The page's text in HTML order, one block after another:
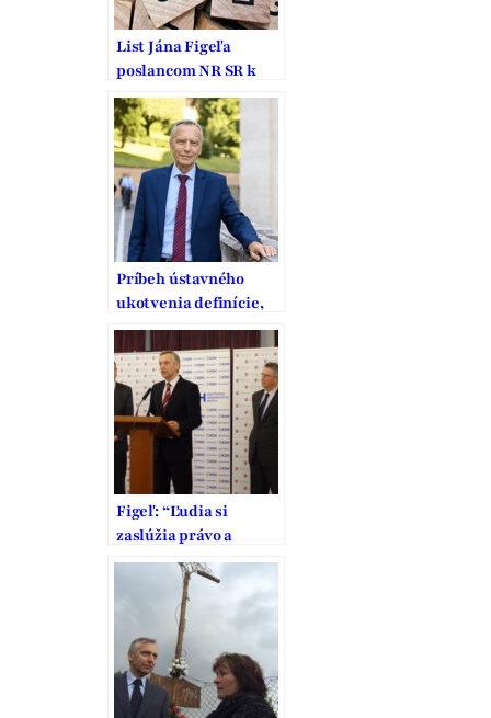
List Jána Figeľa
poslancom NR SR k
Návrhu Ústavného
zákona o zrušení
niektorých
rozhodnutí o amnestii
Príbeh ústavného
ukotvenia definície,
ochrany a podpory
manželstva na
Slovensku
Figeľ: “Ľudia si
zaslúžia právo a
spravodlivosť”